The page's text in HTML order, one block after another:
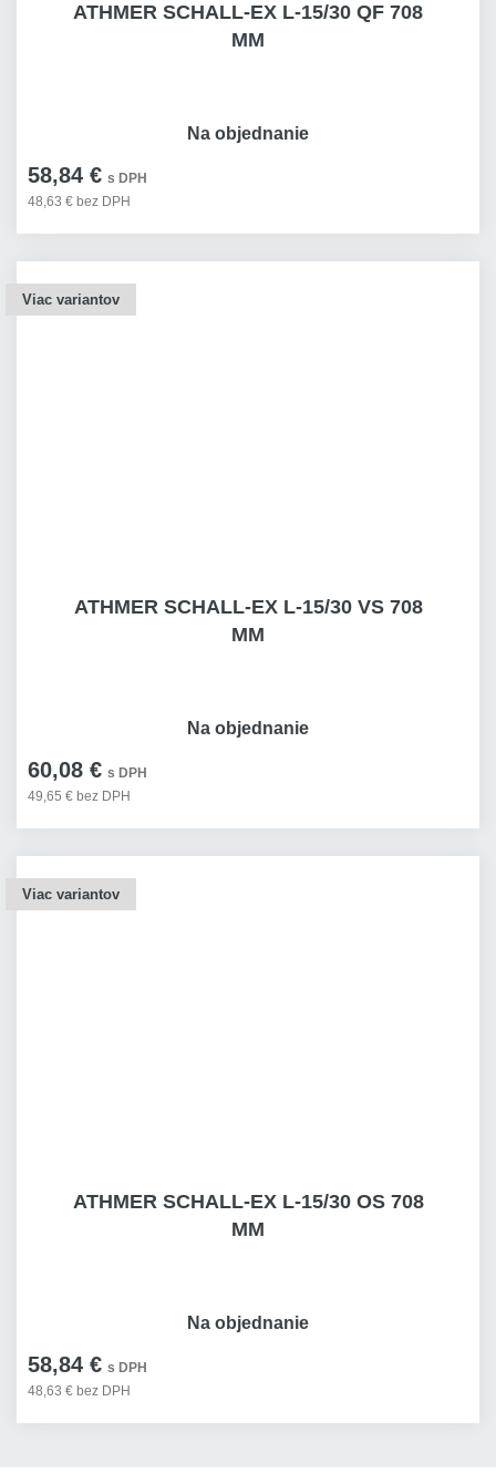
ATHMER SCHALL-EX L-15/30 QF 708
MM
58,84 € s DPH
48,63 € bez DPH
Na objednanie
Viac variantov
ATHMER SCHALL-EX L-15/30 VS 708
MM
60,08 € s DPH
49,65 € bez DPH
Na objednanie
Viac variantov
ATHMER SCHALL-EX L-15/30 OS 708
MM
58,84 € s DPH
48,63 € bez DPH
Na objednanie